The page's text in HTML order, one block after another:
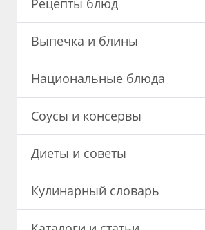
Выпечка и блины
Национальные блюда
Соусы и консервы
Диеты и советы
Кулинарный словарь